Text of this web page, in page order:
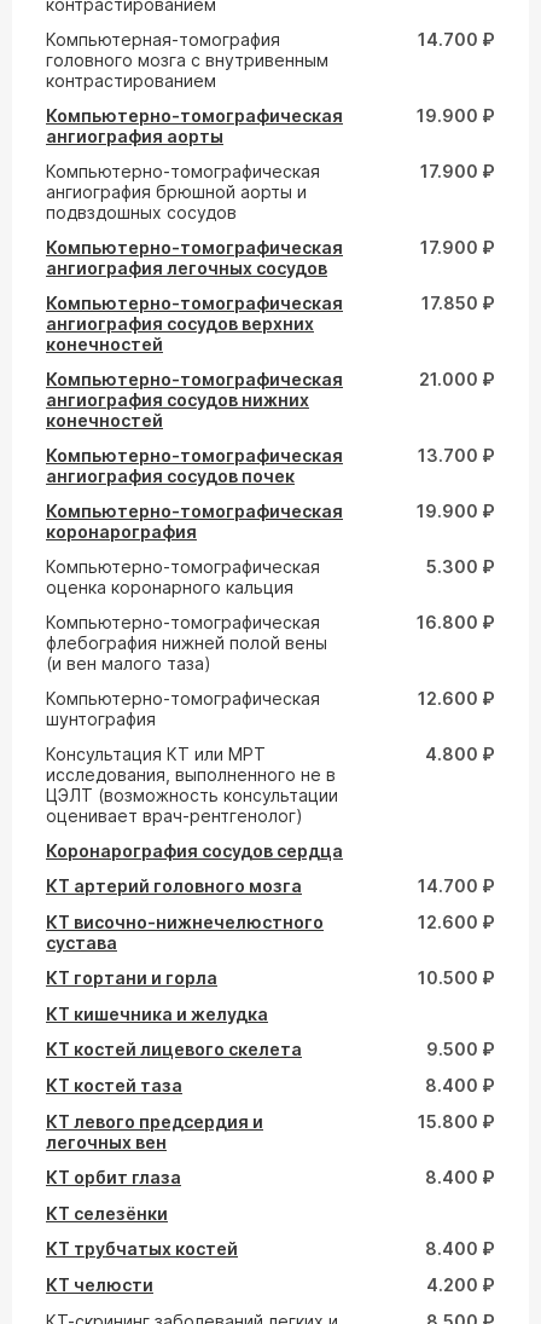
контрастированием
Компьютерная-томография
головного мозга с внутривенным
контрастированием
14.700 ₽
Компьютерно-томографическая
ангиография аорты
19.900 ₽
Компьютерно-томографическая
ангиография брюшной аорты и
подвздошных сосудов
17.900 ₽
Компьютерно-томографическая
ангиография легочных сосудов
17.900 ₽
Компьютерно-томографическая
ангиография сосудов верхних
конечностей
17.850 ₽
Компьютерно-томографическая
ангиография сосудов нижних
конечностей
21.000 ₽
Компьютерно-томографическая
ангиография сосудов почек
13.700 ₽
Компьютерно-томографическая
коронарография
19.900 ₽
Компьютерно-томографическая
оценка коронарного кальция
5.300 ₽
Компьютерно-томографическая
флебография нижней полой вены
(и вен малого таза)
16.800 ₽
Компьютерно-томографическая
шунтография
12.600 ₽
Консультация КТ или МРТ
исследования, выполненного не в
ЦЭЛТ (возможность консультации
оценивает врач-рентгенолог)
4.800 ₽
Коронарография сосудов сердца
КТ артерий головного мозга
14.700 ₽
КТ височно-нижнечелюстного
сустава
12.600 ₽
КТ гортани и горла
10.500 ₽
КТ кишечника и желудка
КТ костей лицевого скелета
9.500 ₽
КТ костей таза
8.400 ₽
КТ левого предсердия и
легочных вен
15.800 ₽
КТ орбит глаза
8.400 ₽
КТ селезёнки
КТ трубчатых костей
8.400 ₽
КТ челюсти
4.200 ₽